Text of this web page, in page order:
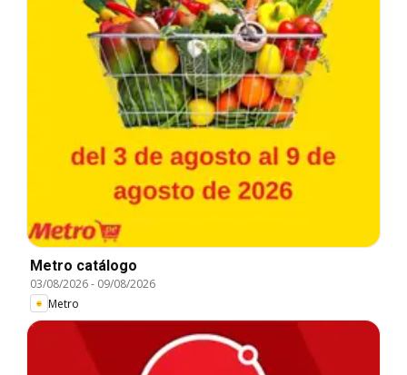
Metro catálogo
03/08/2026- 09/08/2026
Metro